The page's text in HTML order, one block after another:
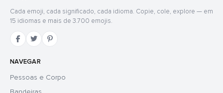
Cada emoji, cada significado, cada idioma. Copie, cole, explore — em
15 idiomas e mais de 3.700 emojis.
NAVEGAR
Pessoas e Corpo